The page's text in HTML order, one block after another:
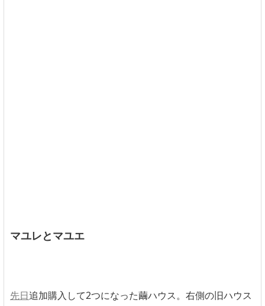
マユレとマユエ
先日追加購入して2つになった繭ハウス。右側の旧ハウス